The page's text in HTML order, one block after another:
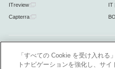
ITreview IT
Capterra
パートナー
「すべての Cookie を受け入れる
トナビゲーションを強化し、サイ